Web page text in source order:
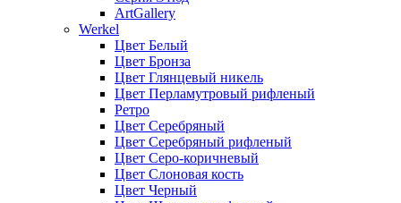
ArtGallery
Werkel
Цвет Белый
Цвет Бронза
Цвет Глянцевый никель
Цвет Перламутровый рифленый
Ретро
Цвет Серебряный
Цвет Серебряный рифленый
Цвет Серо-коричневый
Цвет Слоновая кость
Цвет Черный